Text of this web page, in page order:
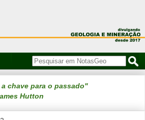
chave para o passado"
Hutton